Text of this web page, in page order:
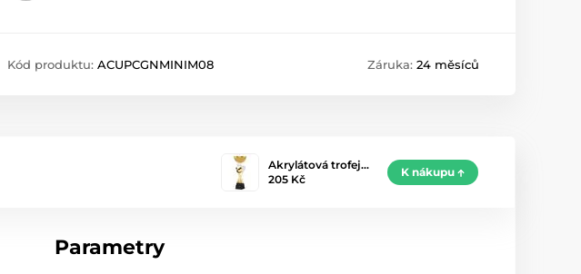
Kód produktu: ACUPCGNMINIM08 Záruka: 24 měsíců
Akrylátová trofej…
205 Kč
K nákupu
Parametry